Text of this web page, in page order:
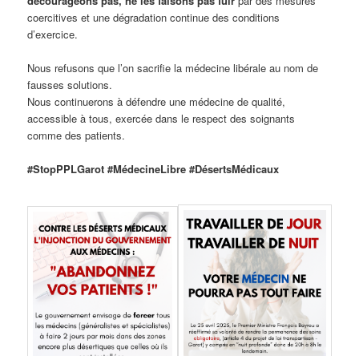
coercitives et une dégradation continue des conditions
d’exercice.
Nous refusons que l’on sacrifie la médecine libérale au nom de
fausses solutions.
Nous continuerons à défendre une médecine de qualité,
accessible à tous, exercée dans le respect des soignants
comme des patients.
#StopPPLGarot #MédecineLibre #DésertsMédicaux